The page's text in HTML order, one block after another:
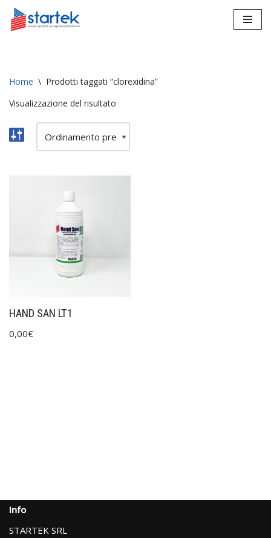
Vai
Home \ Prodotti taggati “clorexidina”
Visualizzazione del risultato
HAND SAN LT1
0,00€
Info
STARTEK SRL